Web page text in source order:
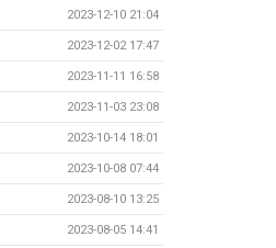
2023-12-10 21:04
2023-12-02 17:47
2023-11-11 16:58
2023-11-03 23:08
2023-10-14 18:01
2023-10-08 07:44
2023-08-10 13:25
2023-08-05 14:41